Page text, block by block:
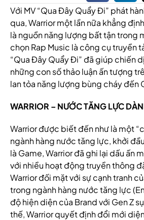
Với MV “Qua Đây Quẩy Đi” phát
qua, Warrior một lần nữa khẳng
là nguồn năng lượng bất tận trong
chọn Rap Music là công cụ truyền
“Qua Đây Quẩy Đi” đã giúp chiến
những con số thảo luận ấn tượng
lan tỏa năng lượng bùng cháy đến
WARRIOR – NƯỚC TĂNG LỰC
Warrior được biết đến như là một
ngành hàng nước tăng lực, khởi
là Game, Warrior đã ghi lại dấu ấn
với nhiều hoạt động truyền thông
Warrior đối mặt với sự cạnh tranh
trong ngành hàng nước tăng lực
độ hiện diện của Brand với Gen Z
thế, Warrior quyết định đổi mới